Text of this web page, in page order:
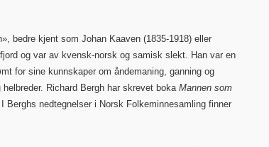
bedre kjent som Johan Kaaven (1835-1918) eller
og var av kvensk-norsk og samisk slekt. Han var en
for sine kunnskaper om åndemaning, ganning og
Richard Bergh har skrevet boka Mannen som
Berghs nedtegnelser i Norsk Folkeminnesamling finner